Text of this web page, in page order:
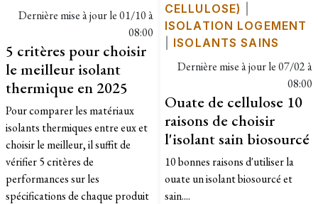
Dernière mise à jour le01/10 à
08:00
5 critères pour choisir
le meilleur isolant
thermique en 2025
Pour comparer les matériaux
isolants thermiques entre eux et
choisir le meilleur, il suffit de
vérifier 5 critères de
performances sur les
spécifications de chaque produit
CELLULOSE)
ISOLATION LOGEMENT
ISOLANTS SAINS
Dernière mise à jour le07/02 à
08:00
Ouate de cellulose 10
raisons de choisir
l'isolant sain biosourcé
10 bonnes raisons d'utiliser la
ouate un isolant biosourcé et
sain....